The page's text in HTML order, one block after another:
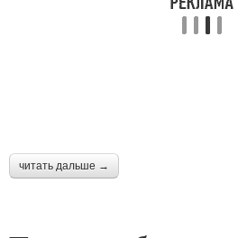
читать дальше →